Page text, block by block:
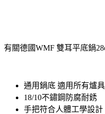
有關德國WMF 雙耳平底鍋
通用鍋底 適用所有爐具
18/10不鏽鋼防腐耐銹
手把符合人體工學設計